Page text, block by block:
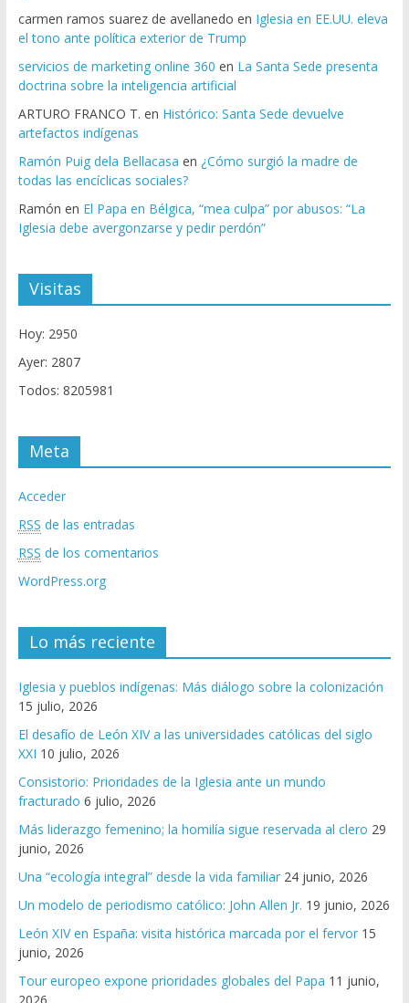
carmen ramos suarez de avellanedo en Iglesia en EE.UU. eleva
el tono ante política exterior de Trump
servicios de marketing online 360 en La Santa Sede presenta
doctrina sobre la inteligencia artificial
ARTURO FRANCO T. en Histórico: Santa Sede devuelve
artefactos indígenas
Ramón Puig dela Bellacasa en ¿Cómo surgió la madre de
todas las encíclicas sociales?
Ramón en El Papa en Bélgica, “mea culpa” por abusos: “La
Iglesia debe avergonzarse y pedir perdón”
Visitas
Hoy: 2950
Ayer: 2807
Todos: 8205981
Meta
Acceder
RSS de las entradas
RSS de los comentarios
WordPress.org
Lo más reciente
Iglesia y pueblos indígenas: Más diálogo sobre la colonización
15 julio, 2026
El desafío de León XIV a las universidades católicas del siglo
XXI 10 julio, 2026
Consistorio: Prioridades de la Iglesia ante un mundo
fracturado 6 julio, 2026
Más liderazgo femenino; la homilía sigue reservada al clero 29
junio, 2026
Una “ecología integral” desde la vida familiar 24 junio, 2026
Un modelo de periodismo católico: John Allen Jr. 19 junio, 2026
León XIV en España: visita histórica marcada por el fervor 15
junio, 2026
Tour europeo expone prioridades globales del Papa 11 junio,